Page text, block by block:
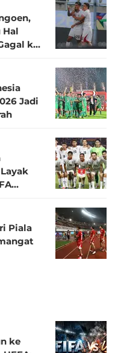
Hal
ke
Jadi
Piala
ke